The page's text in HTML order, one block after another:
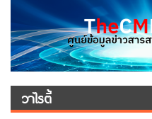
วาไรตี้